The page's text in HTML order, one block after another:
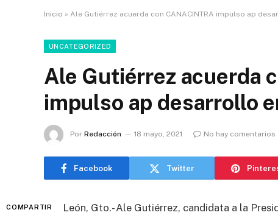
Inicio » Ale Gutiérrez acuerda con CANACINTRA impulso ap
UNCATEGORIZED
Ale Gutiérrez acuerda
impulso ap desarrollo
Por Redacción 18 mayo, 2021 No hay comentarios
Facebook Twitter
COMPARTIR
León, Gto.- Ale Gutiérrez, candidata a la